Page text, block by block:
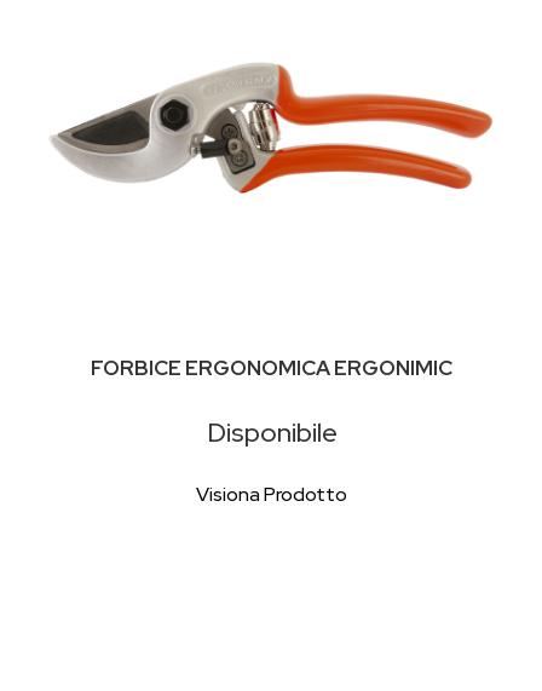
FORBICE ERGONOMICA ERGONIMIC
Disponibile
Visiona Prodotto